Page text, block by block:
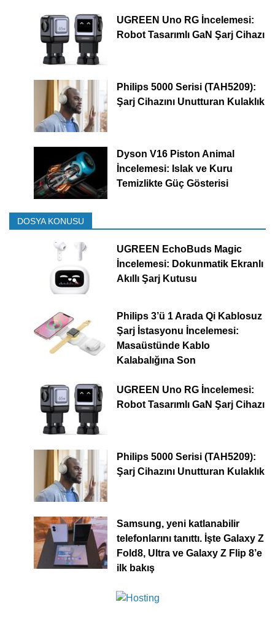
UGREEN Uno RG İncelemesi:
Robot Tasarımlı GaN Şarj Cihazı
Philips 5000 Serisi (TAH5209):
Şarj Cihazını Unutturan Kulaklık
Dyson V16 Piston Animal
İncelemesi: Islak ve Kuru
Temizlikte Güç Gösterisi
DOSYA KONUSU
UGREEN EchoBuds Magic
İncelemesi: Dokunmatik Ekranlı
Akıllı Şarj Kutusu
Philips 3’ü 1 Arada Qi Kablosuz
Şarj İstasyonu İncelemesi:
Masaüstünde Kablo
Kalabalığına Son
UGREEN Uno RG İncelemesi:
Robot Tasarımlı GaN Şarj Cihazı
Philips 5000 Serisi (TAH5209):
Şarj Cihazını Unutturan Kulaklık
Samsung, yeni katlanabilir
telefonlarını tanıttı. İşte Galaxy Z
Fold8, Ultra ve Galaxy Z Flip 8’e
ilk bakış